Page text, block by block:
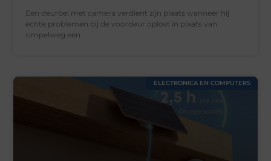
Een deurbel met camera verdient zijn plaats wanneer hij
echte problemen bij de voordeur oplost in plaats van
simpelweg een
ELECTRONICA EN COMPUTERS